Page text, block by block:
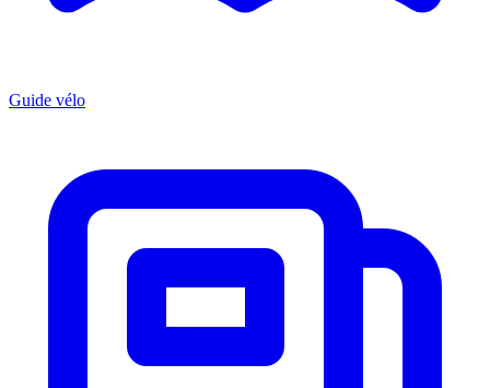
Guide vélo